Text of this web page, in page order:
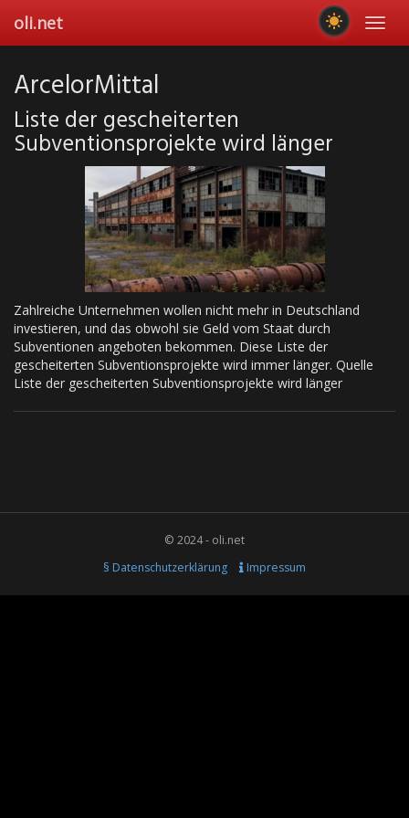
main
oli.net
ArcelorMittal
Liste der gescheiterten
Subventionsprojekte wird länger
Zahlreiche Unternehmen wollen nicht mehr in Deutschland
investieren, und das obwohl sie Geld vom Staat durch
Subventionen angeboten bekommen. Diese Liste der
gescheiterten Subventionsprojekte wird immer länger. Quelle
Liste der gescheiterten Subventionsprojekte wird länger
© 2024 - oli.net
§ Datenschutzerklärung
Impressum